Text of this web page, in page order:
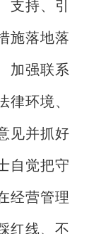
支持、引
施落地落
加强联系
律环境、
见并抓好
自觉把守
经营管理
红线、不